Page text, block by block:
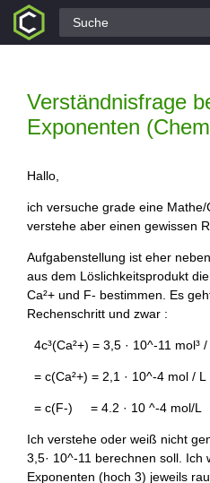
Alle Fragen
Verständnisfrage
Exponenten
Hallo,
ich versuche grade eine Mathe/
verstehe aber einen gewissen
Aufgabenstellung ist eher
aus dem Löslichkeitsprodukt
Ca²+ und F- bestimmen. Es
Rechenschritt und zwar :
4c³(Ca²+) = 3,5 · 10^-11 mol³ /
= c(Ca²+) = 2,1 · 10^-4 mol / L
= c(F-) = 4.2 · 10 ^-4 mol/L
Ich verstehe oder weiß nicht
3,5· 10^-11 berechnen soll. Ich
Exponenten (hoch 3) jeweils